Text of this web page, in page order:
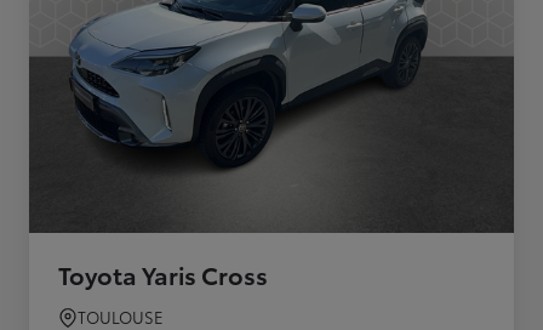
Toyota Yaris Cross
TOULOUSE